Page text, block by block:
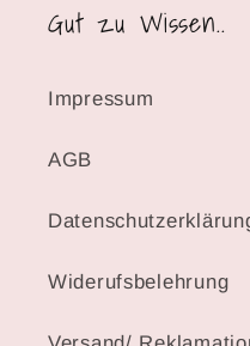
Gut zu Wissen..
Impressum
AGB
Widerufsbelehrung